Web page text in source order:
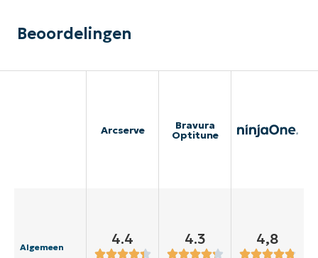
Beoordelingen
Arcserve Bravura
Optitune
Algemeen 4.4 4.3 4,8